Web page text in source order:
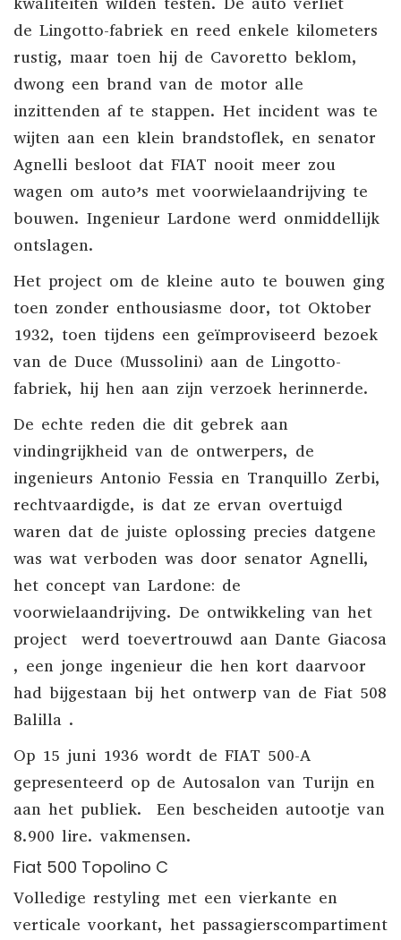
de Lingotto-fabriek en reed enkele kilometers
rustig, maar toen hij de Cavoretto beklom,
dwong een brand van de motor alle
inzittenden af ​​te stappen. Het incident was te
wijten aan een klein brandstoflek, en senator
Agnelli besloot dat FIAT nooit meer zou
wagen om auto’s met voorwielaandrijving te
bouwen. Ingenieur Lardone werd onmiddellijk
ontslagen.
Het project om de kleine auto te bouwen ging
toen zonder enthousiasme door, tot Oktober
1932, toen tijdens een geïmproviseerd bezoek
van de Duce (Mussolini) aan de Lingotto-
fabriek, hij hen aan zijn verzoek herinnerde.
De echte reden die dit gebrek aan
vindingrijkheid van de ontwerpers, de
ingenieurs Antonio Fessia en Tranquillo Zerbi,
rechtvaardigde, is dat ze ervan overtuigd
waren dat de juiste oplossing precies datgene
was wat verboden was door senator Agnelli,
het concept van Lardone: de
voorwielaandrijving. De ontwikkeling van het
project werd toevertrouwd aan Dante Giacosa
, een jonge ingenieur die hen kort daarvoor
had bijgestaan ​​bij het ontwerp van de Fiat 508
Balilla .
Op 15 juni 1936 wordt de FIAT 500-A
gepresenteerd op de Autosalon van Turijn en
aan het publiek. Een bescheiden autootje van
8.900 lire. vakmensen.
Fiat 500 Topolino C
Volledige restyling met een vierkante en
verticale voorkant, het passagierscompartiment